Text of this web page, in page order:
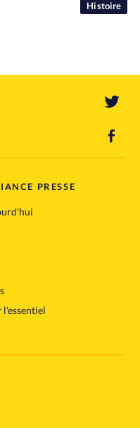
Histoire
PRESSE